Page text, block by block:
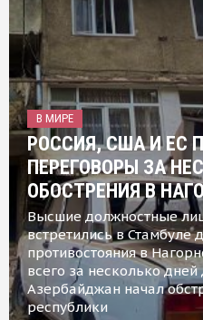
В МИРЕ
РОССИЯ, США И ЕС
ПЕРЕГОВОРЫ ЗА
ОБОСТРЕНИЯ В
Высшие должностные
встретились в Стамбуле
противостояния в
всего за несколько дней
Азербайджан начал
республики